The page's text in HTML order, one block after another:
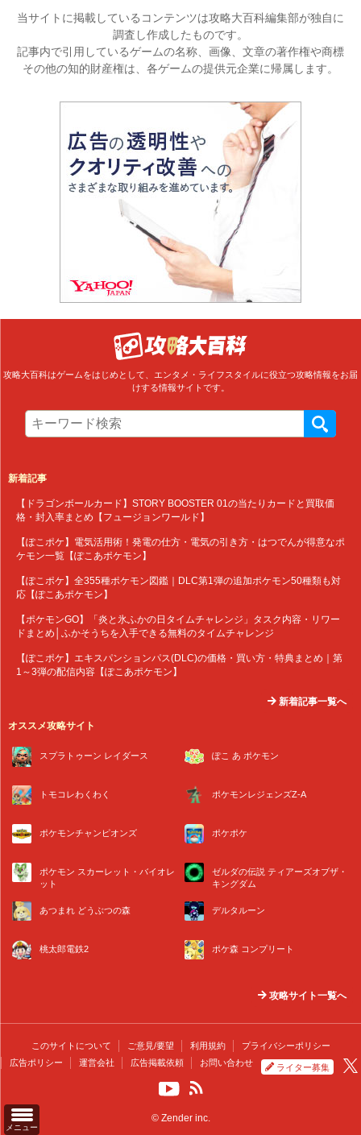
メニュー
当サイトに掲載しているコンテンツは攻略大百科編集部が独自に
調査し作成したものです。
記事内で引用しているゲームの名称、画像、文章の著作権や商標
その他の知的財産権は、各ゲームの提供元企業に帰属します。
攻略大百科はゲームをはじめとして、エンタメ・ライフスタイルに役立つ攻略情報をお届
けする情報サイトです。
新着記事
【ドラゴンボールカード】STORY BOOSTER 01の当たりカードと買取価
格・封入率まとめ【フュージョンワールド】
【ぽこポケ】電気活用術！発電の仕方・電気の引き方・はつでんが得意なポ
ケモン一覧【ぽこあポケモン】
【ぽこポケ】全355種ポケモン図鑑｜DLC第1弾の追加ポケモン50種類も対
応【ぽこあポケモン】
【ポケモンGO】「炎と氷ふかの日タイムチャレンジ」タスク内容・リワー
ドまとめ│ふかそうちを入手できる無料のタイムチャレンジ
【ぽこポケ】エキスパンションパス(DLC)の価格・買い方・特典まとめ｜第
1～3弾の配信内容【ぽこあポケモン】
新着記事一覧へ
オススメ攻略サイト
スプラトゥーン レイダース ぽこ あ ポケモン
トモコレわくわく ポケモンレジェンズZ-A
ポケモンチャンピオンズ ポケポケ
ポケモン スカーレット・バイオレ
ット
ゼルダの伝説 ティアーズオブザ・
キングダム
あつまれ どうぶつの森 デルタルーン
桃太郎電鉄2 ポケ森 コンプリート
攻略サイト一覧へ
このサイトについて ご意見/要望 利用規約
プライバシーポリシー
広告ポリシー
運営会社 広告掲載依頼 お問い合わせ ライター募集
© Zender inc.